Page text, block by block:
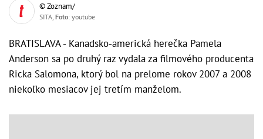
© Zoznam/
SITA, Foto: youtube
BRATISLAVA - Kanadsko-americká herečka Pamela
Anderson sa po druhý raz vydala za filmového producenta
Ricka Salomona, ktorý bol na prelome rokov 2007 a 2008
niekoľko mesiacov jej tretím manželom.